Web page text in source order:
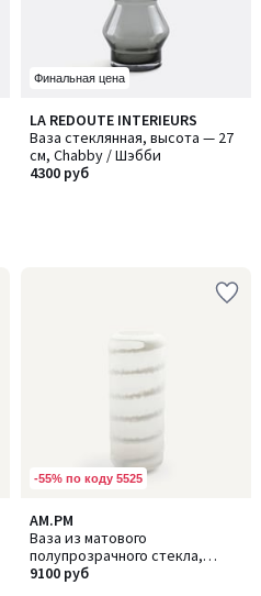
Финальная цена
LA REDOUTE INTERIEURS
Ваза стеклянная, высота — 27
см, Chabby / Шэбби
4300 руб
-55% по коду 5525
AM.PM
Ваза из матового
полупрозрачного стекла,
Topina / Топина
9100 руб